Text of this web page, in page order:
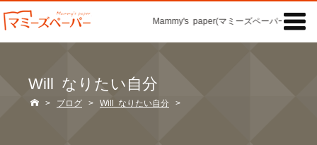
Mammy's paper(マミーズペーパー)の「記事

Will なりたい自分
 > ブログ > Will なりたい自分 >